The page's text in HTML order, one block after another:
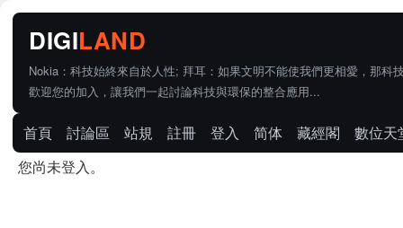
Nokia：科技始終來自於人性; 拜耳：如果文明不能使我們更相愛，那科
歡迎您的加入，讓我們一起討論科技與環保的整合應用...
首頁 討論區 站規 註冊 登入 简体 藏經閣
數位天
您尚未登入。